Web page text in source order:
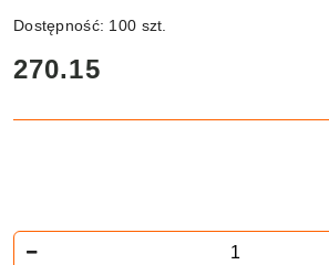
Dostępność: 100 szt.
cena:
270.15